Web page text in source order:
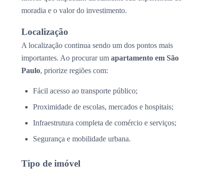
moradia e o valor do investimento.
Localização
A localização continua sendo um dos pontos mais
importantes. Ao procurar um apartamento em São
Paulo, priorize regiões com:
Fácil acesso ao transporte público;
Proximidade de escolas, mercados e hospitais;
Infraestrutura completa de comércio e serviços;
Segurança e mobilidade urbana.
Tipo de imóvel